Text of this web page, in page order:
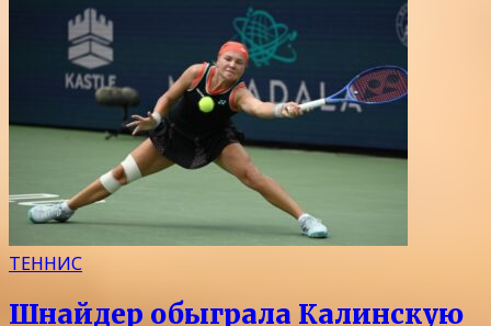
ТЕННИС
Шнайдер обыграла Калинскую